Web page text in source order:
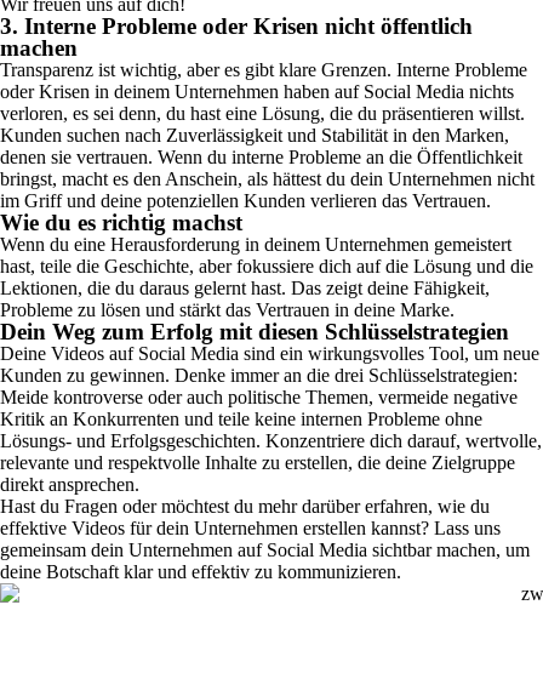
Wir freuen uns auf dich!
3. Interne Probleme oder Krisen nicht öffentlich
machen
Transparenz ist wichtig, aber es gibt klare Grenzen. Interne Probleme
oder Krisen in deinem Unternehmen haben auf Social Media nichts
verloren, es sei denn, du hast eine Lösung, die du präsentieren willst.
Kunden suchen nach Zuverlässigkeit und Stabilität in den Marken,
denen sie vertrauen. Wenn du interne Probleme an die Öffentlichkeit
bringst, macht es den Anschein, als hättest du dein Unternehmen nicht
im Griff und deine potenziellen Kunden verlieren das Vertrauen.
Wie du es richtig machst
Wenn du eine Herausforderung in deinem Unternehmen gemeistert
hast, teile die Geschichte, aber fokussiere dich auf die Lösung und die
Lektionen, die du daraus gelernt hast. Das zeigt deine Fähigkeit,
Probleme zu lösen und stärkt das Vertrauen in deine Marke.
Dein Weg zum Erfolg mit diesen Schlüsselstrategien
Deine Videos auf Social Media sind ein wirkungsvolles Tool, um neue
Kunden zu gewinnen. Denke immer an die drei Schlüsselstrategien:
Meide kontroverse oder auch politische Themen, vermeide negative
Kritik an Konkurrenten und teile keine internen Probleme ohne
Lösungs- und Erfolgsgeschichten. Konzentriere dich darauf, wertvolle,
relevante und respektvolle Inhalte zu erstellen, die deine Zielgruppe
direkt ansprechen.
Hast du Fragen oder möchtest du mehr darüber erfahren, wie du
effektive Videos für dein Unternehmen erstellen kannst? Lass uns
gemeinsam dein Unternehmen auf Social Media sichtbar machen, um
deine Botschaft klar und effektiv zu kommunizieren.